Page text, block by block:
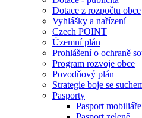
Dotace z rozpočtu obce
Vyhlášky a nařízení
Czech POINT
Územní plán
Prohlášení o ochraně
Program rozvoje obce
Povodňový plán
Strategie boje se
Pasporty
Pasport